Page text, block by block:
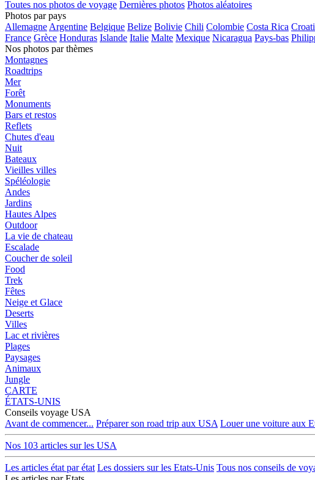
Toutes nos photos de voyage Dernières photos Photos aléatoires
Photos par pays
Allemagne Argentine Belgique Belize Bolivie Chili Colombie Costa Rica
France Grèce Honduras Islande Italie Malte Mexique Nicaragua Pays-bas
Nos photos par thèmes
Montagnes
Roadtrips
Mer
Forêt
Monuments
Bars et restos
Reflets
Chutes d'eau
Nuit
Bateaux
Vieilles villes
Spéléologie
Andes
Jardins
Hautes Alpes
Outdoor
La vie de chateau
Escalade
Coucher de soleil
Food
Trek
Fêtes
Neige et Glace
Deserts
Villes
Lac et rivières
Plages
Paysages
Animaux
Jungle
CARTE
ÉTATS-UNIS
Conseils voyage USA
Avant de commencer... Préparer son road trip aux USA Louer une voiture aux
Nos 103 articles sur les USA
Les articles état par état Les dossiers sur les Etats-Unis Tous nos conseils de